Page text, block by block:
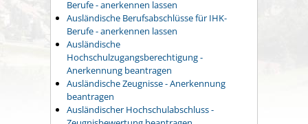
Berufe - anerkennen lassen
Ausländische Berufsabschlüsse für IHK-
Berufe - anerkennen lassen
Ausländische
Hochschulzugangsberechtigung -
Anerkennung beantragen
Ausländische Zeugnisse - Anerkennung
beantragen
Ausländischer Hochschulabschluss -